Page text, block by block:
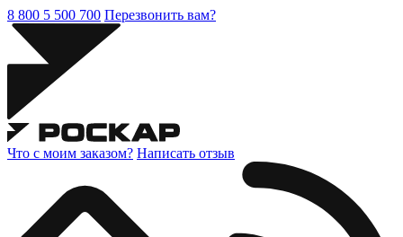
8 800 5 500 700 Перезвонить вам?
Что с моим заказом? Написать отзыв